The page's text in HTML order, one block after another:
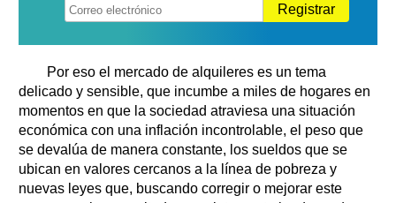
Registrar
Por eso el mercado de alquileres es un tema
delicado y sensible, que incumbe a miles de hogares en
momentos en que la sociedad atraviesa una situación
económica con una inflación incontrolable, el peso que
se devalúa de manera constante, los sueldos que se
ubican en valores cercanos a la línea de pobreza y
nuevas leyes que, buscando corregir o mejorar este